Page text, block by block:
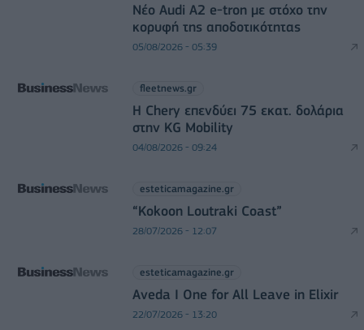
Νέο Audi A2 e-tron με στόχο την
κορυφή της αποδοτικότητας
05/08/2026 - 05:39
fleetnews.gr
Η Chery επενδύει 75 εκατ. δολάρια
στην KG Mobility
04/08/2026 - 09:24
esteticamagazine.gr
“Kokoon Loutraki Coast”
28/07/2026 - 12:07
esteticamagazine.gr
Aveda I One for All Leave in Elixir
22/07/2026 - 13:20